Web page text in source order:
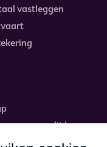
vastleggen
na overlijden